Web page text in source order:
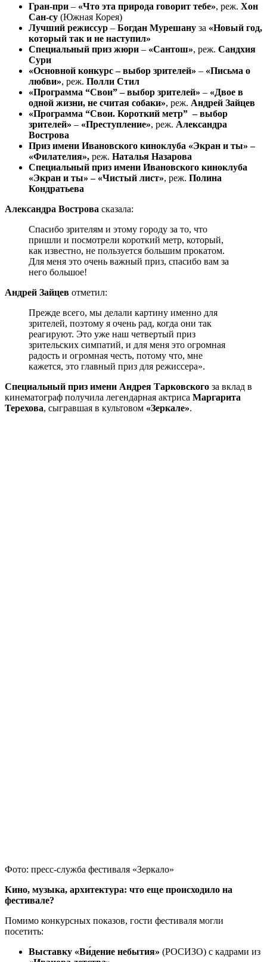
Гран-при – «Что эта природа говорит тебе», реж. Хон
Сан-су (Южная Корея)
Лучший режиссур – Богдан Мурешану за «Новый год,
который так и не наступил»
Специальный приз жюри – «Сантош», реж. Сандхия
Сури
«Основной конкурс – выбор зрителей» – «Письма о
любви», реж. Полли Стил
«Программа “Свои” – выбор зрителей» – «Двое в
одной жизни, не считая собаки», реж. Андрей Зайцев
«Программа “Свои. Короткий метр” – выбор
зрителей» – «Преступление», реж. Александра
Вострова
Приз имени Ивановского киноклуба «Экран и ты» –
«Филателия», реж. Наталья Назарова
Специальный приз имени Ивановского киноклуба
«Экран и ты» – «Чистый лист», реж. Полина
Кондратьева
Александра Вострова сказала:
Спасибо зрителям и этому городу за то, что
пришли и посмотрели короткий метр, который,
как известно, не пользуется большим прокатом.
Для меня это очень важный приз, спасибо вам за
него большое!
Андрей Зайцев отметил:
Прежде всего, мы делали картину именно для
зрителей, поэтому я очень рад, когда они так
реагируют. Это уже наш четвертый приз
зрительских симпатий, и для меня это огромная
радость и огромная честь, потому что, мне
кажется, это главный приз для режиссера».
Специальный приз имени Андрея Тарковского за вклад в
кинематограф получила легендарная актриса Маргарита
Терехова, сыгравшая в культовом «Зеркале».
Фото: пресс-служба фестиваля «Зеркало»
Кино, музыка, архитектура: что еще происходило на
фестивале?
Помимо конкурсных показов, гости фестиваля могли
посетить:
Выставку «Ви́дение небытия» (РОСИЗО) с кадрами из